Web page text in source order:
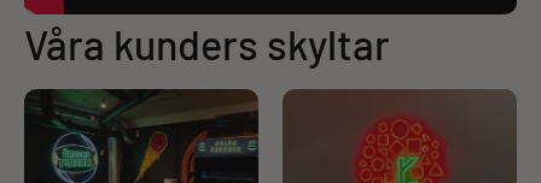
Våra kunders skyltar